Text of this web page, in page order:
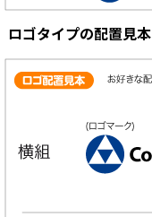
ロゴタイプの配置見本